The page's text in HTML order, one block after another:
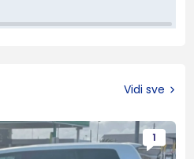
Vidi sve
1